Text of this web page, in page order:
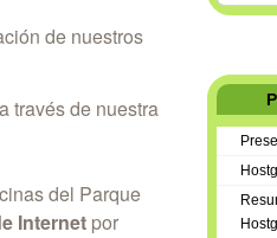
de nuestros
través de nuestra
del Parque
Internet por